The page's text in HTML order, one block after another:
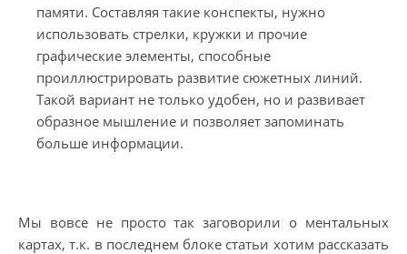
памяти. Составляя такие конспекты, нужно
использовать стрелки, кружки и прочие
графические элементы, способные
проиллюстрировать развитие сюжетных линий.
Такой вариант не только удобен, но и развивает
образное мышление и позволяет запоминать
больше информации.
Мы вовсе не просто так заговорили о ментальных
картах, т.к. в последнем блоке статьи хотим рассказать